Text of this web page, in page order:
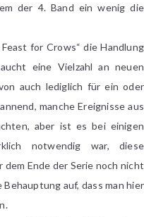
der 4. Band ein wenig die
for Crows“ die Handlung
eine Vielzahl an neuen
auch lediglich für ein oder
manche Ereignisse aus
aber ist es bei einigen
notwendig war, diese
Ende der Serie noch nicht
auf, dass man hier